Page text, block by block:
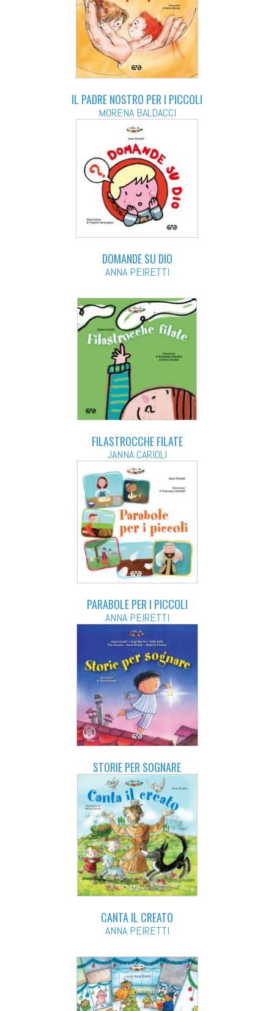
IL PADRE NOSTRO PER I PICCOLI
MORENA BALDACCI
DOMANDE SU DIO
ANNA PEIRETTI
FILASTROCCHE FILATE
JANNA CARIOLI
PARABOLE PER I PICCOLI
ANNA PEIRETTI
STORIE PER SOGNARE
CANTA IL CREATO
ANNA PEIRETTI